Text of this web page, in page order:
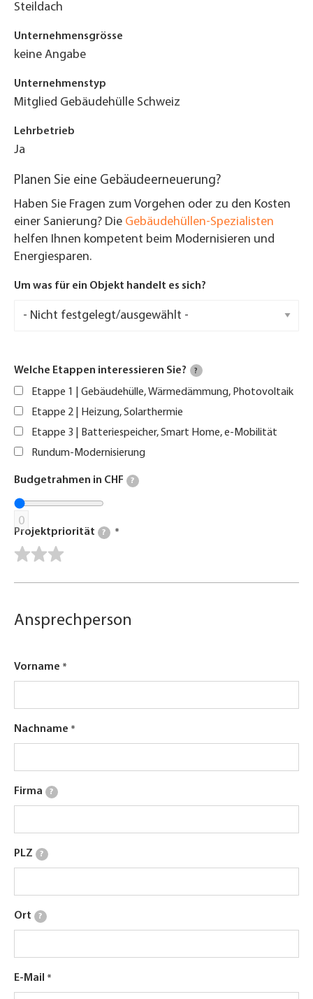
Steildach
Unternehmensgrösse
keine Angabe
Unternehmenstyp
Mitglied Gebäudehülle Schweiz
Lehrbetrieb
Ja
Planen Sie eine Gebäudeerneuerung?
Haben Sie Fragen zum Vorgehen oder zu den Kosten
einer Sanierung? Die Gebäudehüllen-Spezialisten
helfen Ihnen kompetent beim Modernisieren und
Energiesparen.
Um was für ein Objekt handelt es sich?
Welche Etappen interessieren Sie? ?
Etappe 1 | Gebäudehülle, Wärmedämmung, Photovoltaik
Etappe 2 | Heizung, Solarthermie
Etappe 3 | Batteriespeicher, Smart Home, e-Mobilität
Rundum-Modernisierung
Budgetrahmen in CHF ?
0
Projektpriorität ?
Ansprechperson
Vorname
Nachname
Firma ?
PLZ ?
Ort ?
E-Mail